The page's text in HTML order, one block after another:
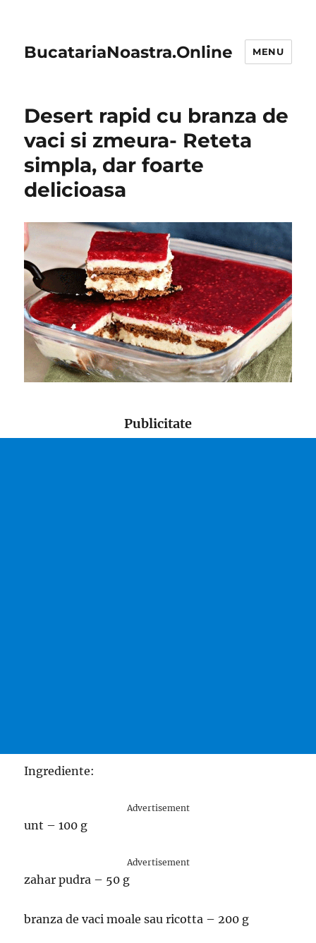
BucatariaNoastra.Online MENU
Desert rapid cu branza de
vaci si zmeura- Reteta
simpla, dar foarte
delicioasa
Publicitate
Ingrediente:
Advertisement
unt – 100 g
Advertisement
zahar pudra – 50 g
branza de vaci moale sau ricotta – 200 g